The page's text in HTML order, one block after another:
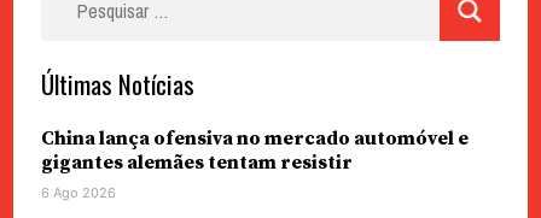
Últimas Notícias
China lança ofensiva no mercado automóvel e
gigantes alemães tentam resistir
6 Ago 2026